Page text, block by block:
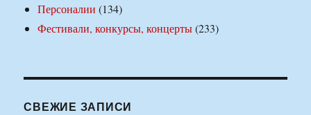
Персоналии (134)
Фестивали, конкурсы, концерты(233)
СВЕЖИЕ ЗАПИСИ